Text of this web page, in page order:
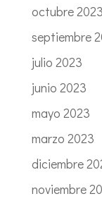
octubre 2023
septiembre
julio 2023
junio 2023
mayo 2023
marzo 2023
diciembre
noviembre